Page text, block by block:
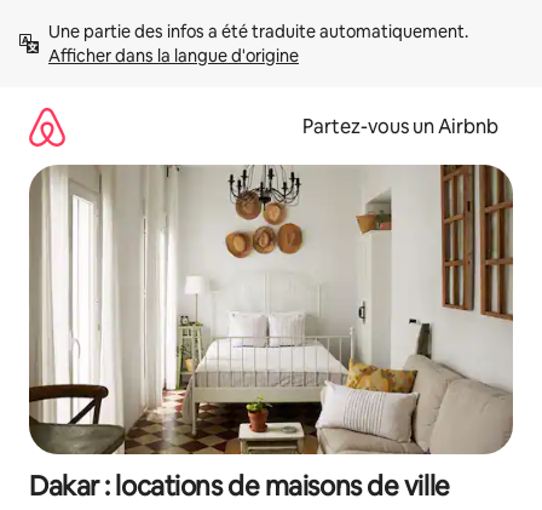
directement
Afficher dans la langue d'origine
Partez-vous un Airbnb
Dakar : locations de maisons de ville